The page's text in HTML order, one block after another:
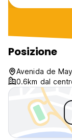
Ottimi servizi
La posizione
centro di
Posizione
Avenida de
0.6km dal